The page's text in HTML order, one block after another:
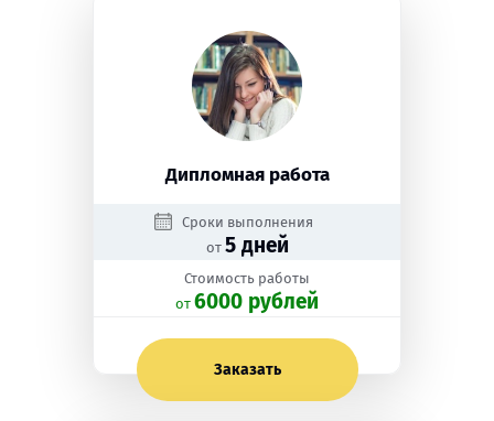
Дипломная работа
Сроки выполнения
от 5 дней
Стоимость работы
oт 6000 рублей
Заказать